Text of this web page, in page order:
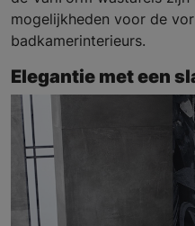
mogelijkheden voor de
badkamerinterieurs.
Elegantie met een